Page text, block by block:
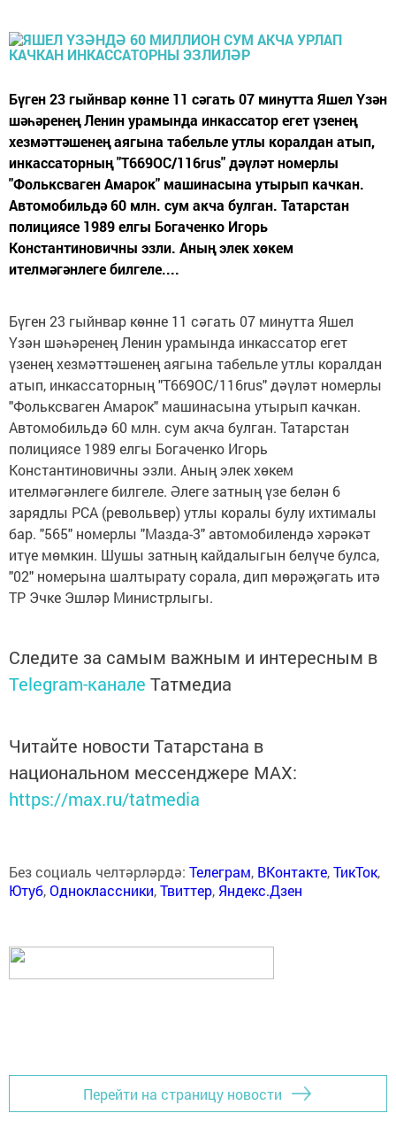
Бүген 23 гыйнвар көнне 11 сәгать 07 минутта Яшел Үзән
шәһәренең Ленин урамында инкассатор егет үзенең
хезмәттәшенең аягына табельле утлы коралдан атып,
инкассаторның "Т669ОС/116rus" дәүләт номерлы
"Фольксваген Амарок" машинасына утырып качкан.
Автомобильдә 60 млн. сум акча булган. Татарстан
полициясе 1989 елгы Богаченко Игорь
Константиновичны эзли. Аның элек хөкем
ителмәгәнлеге билгеле....
Бүген 23 гыйнвар көнне 11 сәгать 07 минутта Яшел
Үзән шәһәренең Ленин урамында инкассатор егет
үзенең хезмәттәшенең аягына табельле утлы коралдан
атып, инкассаторның "Т669ОС/116rus" дәүләт номерлы
"Фольксваген Амарок" машинасына утырып качкан.
Автомобильдә 60 млн. сум акча булган. Татарстан
полициясе 1989 елгы Богаченко Игорь
Константиновичны эзли. Аның элек хөкем
ителмәгәнлеге билгеле. Әлеге затның үзе белән 6
зарядлы РСА (револьвер) утлы коралы булу ихтималы
бар. "565" номерлы "Мазда-3" автомобилендә хәрәкәт
итүе мөмкин. Шушы затның кайдалыгын белүче булса,
"02" номерына шалтырату сорала, дип мөрәҗәгать итә
ТР Эчке Эшләр Министрлыгы.
Следите за самым важным и интересным в
Telegram-канале Татмедиа
Читайте новости Татарстана в
национальном мессенджере MАХ:
https://max.ru/tatmedia
Без социаль челтәрләрдә: Телеграм, ВКонтакте,ТикТок,
Ютуб,Одноклассники,Твиттер, Яндекс.Дзен
Перейти на страницу новости